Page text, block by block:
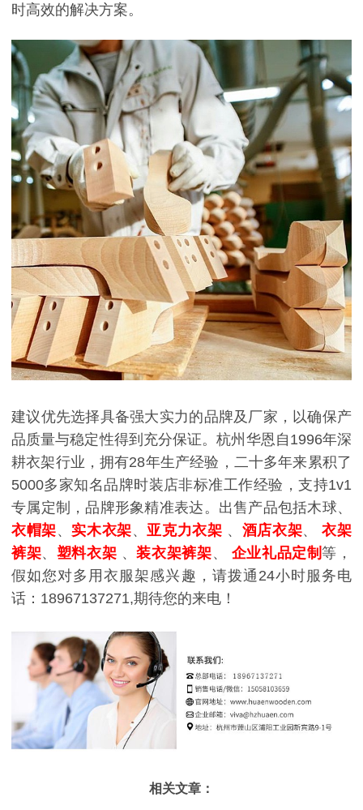
时高效的解决方案。
建议优先选择具备强大实力的品牌及厂家，以确保产
品质量与稳定性得到充分保证。杭州华恩自1996年深
耕衣架行业，拥有28年生产经验，二十多年来累积了
5000多家知名品牌时装店非标准工作经验，支持1v1
专属定制，品牌形象精准表达。出售产品包括木球、
衣帽架、 实木衣架、亚克力衣架 、 酒店衣架、
衣架
裤架、 塑料衣架 、装衣架裤架、 企业礼品定制等，
假如您对多用衣服架感兴趣，请拨通24小时服务电
话：18967137271,期待您的来电！
相关文章：